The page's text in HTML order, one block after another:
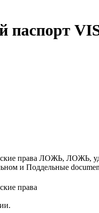
права ЛОЖЬ, ЛОЖЬ,
и Поддельные
права